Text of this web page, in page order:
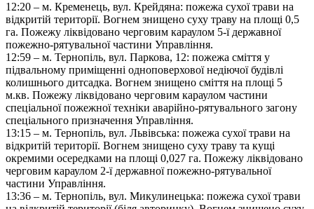
12:20 – м. Кременець, вул. Крейдяна: пожежа сухої трави на
відкритій території. Вогнем знищено суху траву на площі 0,5
га. Пожежу ліквідовано черговим караулом 5-ї державної
пожежно-рятувальної частини Управління.
12:59 – м. Тернопіль, вул. Паркова, 12: пожежа сміття у
підвальному приміщенні одноповерхової недіючої будівлі
колишнього дитсадка. Вогнем знищено сміття на площі 5
м.кв. Пожежу ліквідовано черговим караулом частини
спеціальної пожежної техніки аварійно-рятувального загону
спеціального призначення Управління.
13:15 – м. Тернопіль, вул. Львівська: пожежа сухої трави на
відкритій території. Вогнем знищено суху траву та кущі
окремими осередками на площі 0,027 га. Пожежу ліквідовано
черговим караулом 2-ї державної пожежно-рятувальної
частини Управління.
13:36 – м. Тернопіль, вул. Микулинецька: пожежа сухої трави